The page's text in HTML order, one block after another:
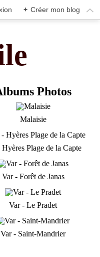
+ Créer mon blog
Photos
Malaisie
Hyères Plage de la Capte
Var - Forêt de Janas
Var - Le Pradet
Var - Saint-Mandrier